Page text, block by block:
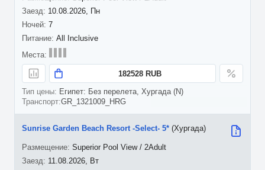
10.08.2026, Пн
7
All Inclusive
182528 RUB
Египет: Без перелета, Хургада (N)
GR_1321009_HRG
11.08.2026, Вт
Sunrise Garden Beach Resort -Select- 5* (Хургада)
Superior Pool View / 2Adult